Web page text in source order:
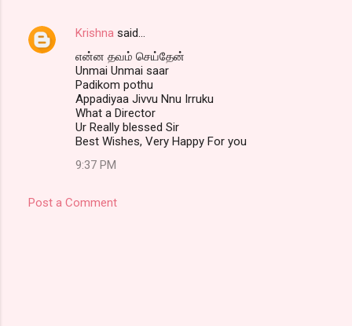
e
Krishna said…
என்ன தவம் செய்தேன்
Unmai Unmai saar
Padikom pothu
Appadiyaa Jivvu Nnu Irruku
What a Director
Ur Really blessed Sir
Best Wishes, Very Happy For you
9:37 PM
Post a Comment